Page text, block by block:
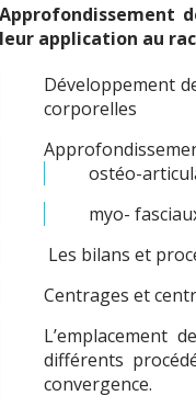
Approfondissement
leur application au
Développement
corporelles
ostéo-
myo-
Les bilans et
Centrages et
L’emplacement
différents
convergence.